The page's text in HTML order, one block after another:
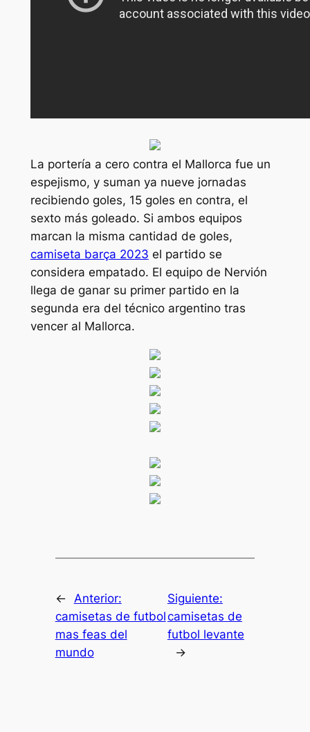
La portería a cero contra el Mallorca fue un
espejismo, y suman ya nueve jornadas
recibiendo goles, 15 goles en contra, el
sexto más goleado. Si ambos equipos
marcan la misma cantidad de goles,
camiseta barça 2023 el partido se
considera empatado. El equipo de Nervión
llega de ganar su primer partido en la
segunda era del técnico argentino tras
vencer al Mallorca.
← Anterior:
camisetas de futbol
mas feas del
mundo
Siguiente:
camisetas de
futbol levante
→